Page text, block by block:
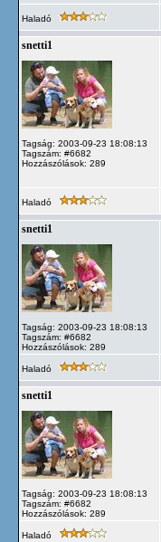
Haladó
snetti1
Tagság: 2003-09-23 18:08:13
Tagszám: #6682
Hozzászólások: 289
Haladó
snetti1
Tagság: 2003-09-23 18:08:13
Tagszám: #6682
Hozzászólások: 289
Haladó
snetti1
Tagság: 2003-09-23 18:08:13
Tagszám: #6682
Hozzászólások: 289
Haladó